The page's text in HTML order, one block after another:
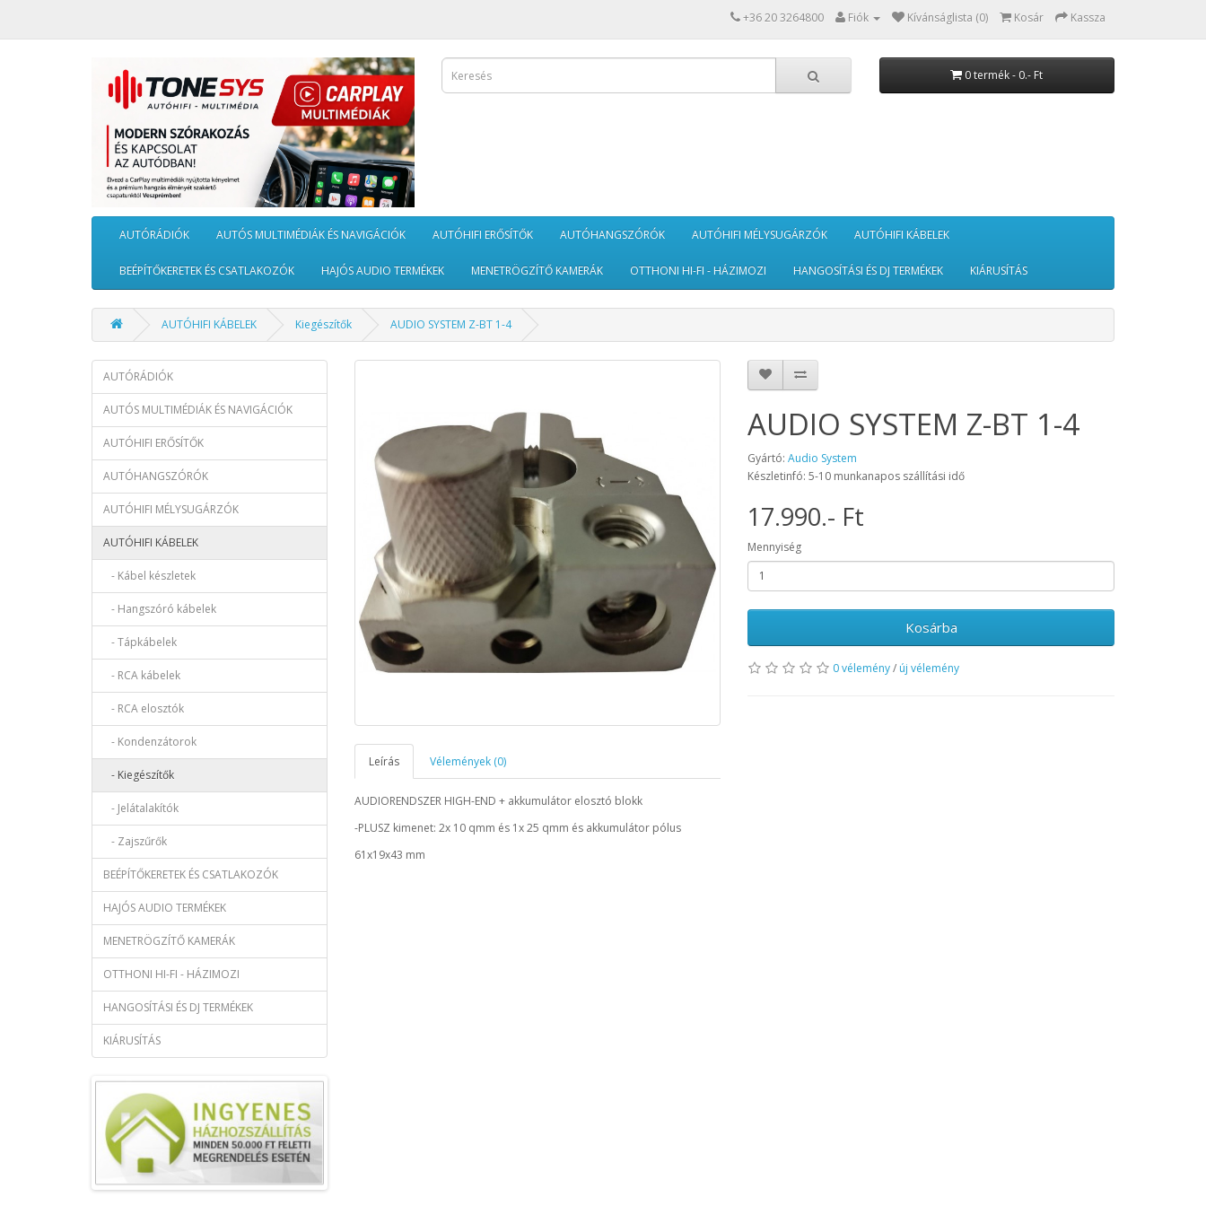
+36 20 3264800 Fiók Kívánságlista (0) Kosár Kassza
0 termék - 0.- Ft
AUTÓRÁDIÓK AUTÓS MULTIMÉDIÁK ÉS NAVIGÁCIÓK AUTÓHIFI ERŐSÍTŐK AUTÓHANGSZÓRÓK AUTÓHIFI MÉLYSUGÁRZÓK AUTÓHIFI KÁBELEK
BEÉPÍTŐKERETEK ÉS CSATLAKOZÓK HAJÓS AUDIO TERMÉKEK MENETRÖGZÍTŐ KAMERÁK OTTHONI HI-FI - HÁZIMOZI HANGOSÍTÁSI ÉS DJ TERMÉKEK KIÁRUSÍTÁS
AUTÓHIFI KÁBELEK Kiegészítők AUDIO SYSTEM Z-BT 1-4
AUTÓRÁDIÓK
AUTÓS MULTIMÉDIÁK ÉS NAVIGÁCIÓK
AUTÓHIFI ERŐSÍTŐK
AUTÓHANGSZÓRÓK
AUTÓHIFI MÉLYSUGÁRZÓK
AUTÓHIFI KÁBELEK
- Kábel készletek
- Hangszóró kábelek
- Tápkábelek
- RCA kábelek
- RCA elosztók
- Kondenzátorok
- Kiegészítők
- Jelátalakítók
- Zajszűrők
BEÉPÍTŐKERETEK ÉS CSATLAKOZÓK
HAJÓS AUDIO TERMÉKEK
MENETRÖGZÍTŐ KAMERÁK
OTTHONI HI-FI - HÁZIMOZI
HANGOSÍTÁSI ÉS DJ TERMÉKEK
KIÁRUSÍTÁS
Leírás Vélemények (0)
AUDIORENDSZER HIGH-END + akkumulátor elosztó blokk
-PLUSZ kimenet: 2x 10 qmm és 1x 25 qmm és akkumulátor pólus
61x19x43 mm
AUDIO SYSTEM Z-BT 1-4
Gyártó:Audio System
Készletinfó: 5-10 munkanapos szállítási idő
17.990.- Ft
Mennyiség
Kosárba
0 vélemény/ új vélemény